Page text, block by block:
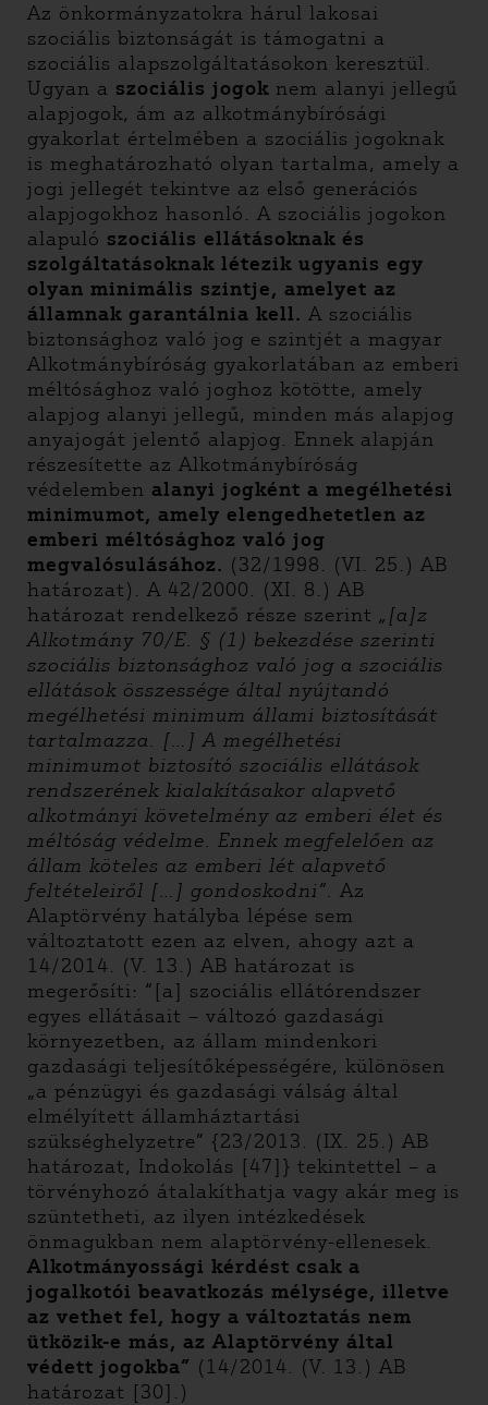
Az önkormányzatokra hárul lakosai
szociális biztonságát is támogatni a
szociális alapszolgáltatásokon keresztül.
Ugyan a szociális jogok nem alanyi jellegű
alapjogok, ám az alkotmánybírósági
gyakorlat értelmében a szociális jogoknak
is meghatározható olyan tartalma, amely a
jogi jellegét tekintve az első generációs
alapjogokhoz hasonló. A szociális jogokon
alapuló szociális ellátásoknak és
szolgáltatásoknak létezik ugyanis egy
olyan minimális szintje, amelyet az
államnak garantálnia kell. A szociális
biztonsághoz való jog e szintjét a magyar
Alkotmánybíróság gyakorlatában az emberi
méltósághoz való joghoz kötötte, amely
alapjog alanyi jellegű, minden más alapjog
anyajogát jelentő alapjog. Ennek alapján
részesítette az Alkotmánybíróság
védelemben alanyi jogként a megélhetési
minimumot, amely elengedhetetlen az
emberi méltósághoz való jog
megvalósulásához. (32/1998. (VI. 25.) AB
határozat). A 42/2000. (XI. 8.) AB
határozat rendelkező része szerint „ [a]z
Alkotmány 70/E. § (1) bekezdése szerinti
szociális biztonsághoz való jog a szociális
ellátások összessége által nyújtandó
megélhetési minimum állami biztosítását
tartalmazza. […] A megélhetési
minimumot biztosító szociális ellátások
rendszerének kialakításakor alapvető
alkotmányi követelmény az emberi élet és
méltóság védelme. Ennek megfelelően az
állam köteles az emberi lét alapvető
feltételeiről […] gondoskodni”. Az
Alaptörvény hatályba lépése sem
változtatott ezen az elven, ahogy azt a
14/2014. (V. 13.) AB határozat is
megerősíti: “[a] szociális ellátórendszer
egyes ellátásait – változó gazdasági
környezetben, az állam mindenkori
gazdasági teljesítőképességére, különösen
„a pénzügyi és gazdasági válság által
elmélyített államháztartási
szükséghelyzetre” {23/2013. (IX. 25.) AB
határozat, Indokolás [47]} tekintettel – a
törvényhozó átalakíthatja vagy akár meg is
szüntetheti, az ilyen intézkedések
önmagukban nem alaptörvény-ellenesek.
Alkotmányossági kérdést csak a
jogalkotói beavatkozás mélysége, illetve
az vethet fel, hogy a változtatás nem
ütközik-e más, az Alaptörvény által
védett jogokba” (14/2014. (V. 13.) AB
határozat [30].)